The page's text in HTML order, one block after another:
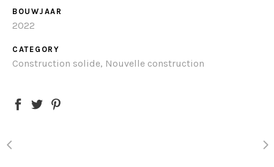
BOUWJAAR
2022
CATEGORY
Construction solide, Nouvelle construction